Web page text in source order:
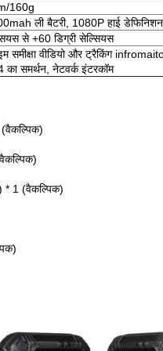
160g
ली बैटरी, 1080P हाई
से +60 डिग्री सेल्सियस
समीक्षा वीडियो और ट्रैकिंग
का समर्थन, नेटवर्क इंटरकॉम
* 1 (वैकल्पिक)